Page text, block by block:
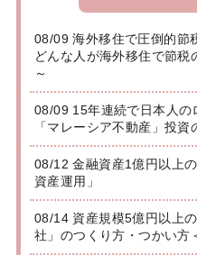
08/09 海外移住で圧倒的節
どんな人が海外移住で節
～
08/09 15年連続で日本人の
「マレーシア不動産」投資
08/12 金融資産1億円以上
資産運用」
08/14 資産規模5億円以上
社」のつくり方・つかい方